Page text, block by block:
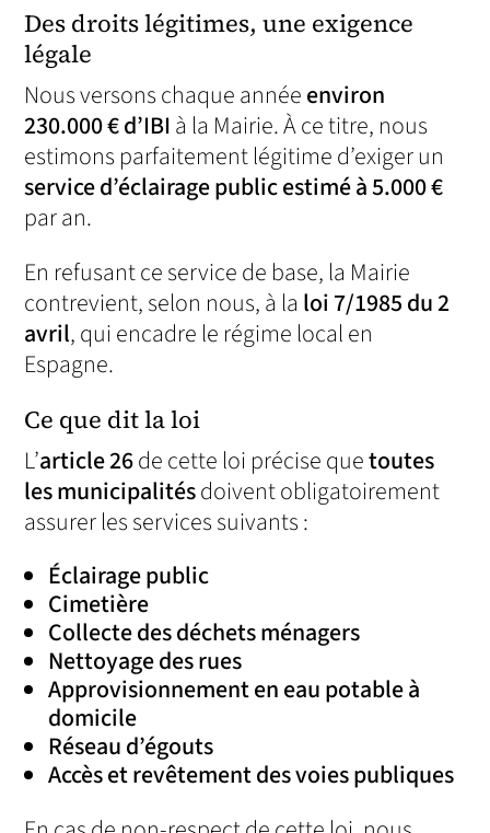
Des droits légitimes, une exigence
légale
Nous versons chaque annéeenviron
230.000 € d’IBIà la Mairie. À ce titre, nous
estimons parfaitement légitime d’exiger un
service d’éclairage public estimé à 5.000 €
par an.
En refusant ce service de base, la Mairie
contrevient, selon nous, à la loi 7/1985 du 2
avril, qui encadre le régime local en
Espagne.
Ce que dit la loi
L’article 26de cette loi précise quetoutes
les municipalitésdoivent obligatoirement
assurer les services suivants :
Éclairage public
Cimetière
Collecte des déchets ménagers
Nettoyage des rues
Approvisionnement en eau potable à
domicile
Réseau d’égouts
Accès et revêtement des voies publiques